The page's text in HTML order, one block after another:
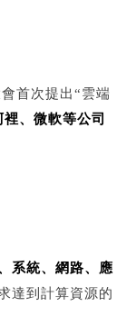
首次提出“雲端
、微軟等公司
系統、網路、應
達到計算資源的